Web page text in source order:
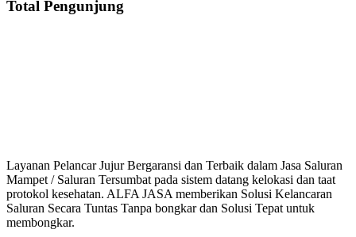
Total Pengunjung
Layanan Pelancar Jujur Bergaransi dan Terbaik dalam Jasa Saluran
Mampet / Saluran Tersumbat pada sistem datang kelokasi dan taat
protokol kesehatan. ALFA JASA memberikan Solusi Kelancaran
Saluran Secara Tuntas Tanpa bongkar dan Solusi Tepat untuk
membongkar.